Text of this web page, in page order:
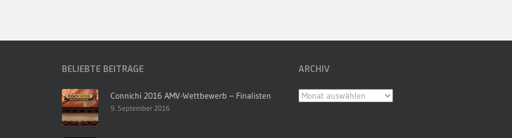
BELIEBTE BEITRÄGE
Connichi 2016 AMV-Wettbewerb – Finalisten
9. September 2016
ARCHIV
Archiv